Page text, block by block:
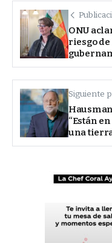
ONU
riesgo
Siguiente
“Están
una